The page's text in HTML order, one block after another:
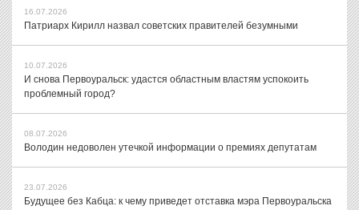
16.07.2026
Патриарх Кирилл назвал советских правителей безумными
10.07.2026
И снова Первоуральск: удастся областным властям успокоить
проблемный город?
08.07.2026
Володин недоволен утечкой информации о премиях депутатам
23.07.2026
Будущее без Кабца: к чему приведет отставка мэра Первоуральска